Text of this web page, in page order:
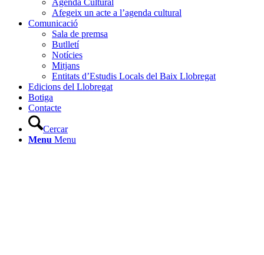
Agenda Cultural
Afegeix un acte a l’agenda cultural
Comunicació
Sala de premsa
Butlletí
Notícies
Mitjans
Entitats d’Estudis Locals del Baix Llobregat
Edicions del Llobregat
Botiga
Contacte
Cercar
Menu Menu